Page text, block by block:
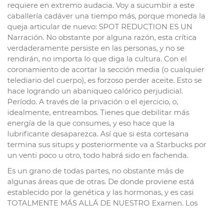
requiere en extremo audacia. Voy a sucumbir a este
caballería cadáver una tiempo más, porque moneda la
queja articular de nuevo: SPOT REDUCTION ES UN
Narración. No obstante por alguna razón, esta crítica
verdaderamente persiste en las personas, y no se
rendirán, no importa lo que diga la cultura. Con el
coronamiento de acortar la sección media (o cualquier
telediario del cuerpo), es forzoso perder aceite. Esto se
hace logrando un abaniqueo calórico perjudicial.
Período. A través de la privación o el ejercicio, o,
idealmente, entreambos. Tienes que debilitar más
energía de la que consumes, y eso hace que la
lubrificante desaparezca. Así que si esta cortesana
termina sus situps y posteriormente va a Starbucks por
un venti poco u otro, todo habrá sido en fachenda.
Es un grano de todas partes, no obstante más de
algunas áreas que de otras. De donde proviene está
establecido por la genética y las hormonas, y es casi
TOTALMENTE MÁS ALLÁ DE NUESTRO Examen. Los